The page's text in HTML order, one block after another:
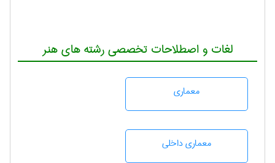
لغات و اصطلاحات تخصصی رشته های هنر
معماری
معماری داخلی